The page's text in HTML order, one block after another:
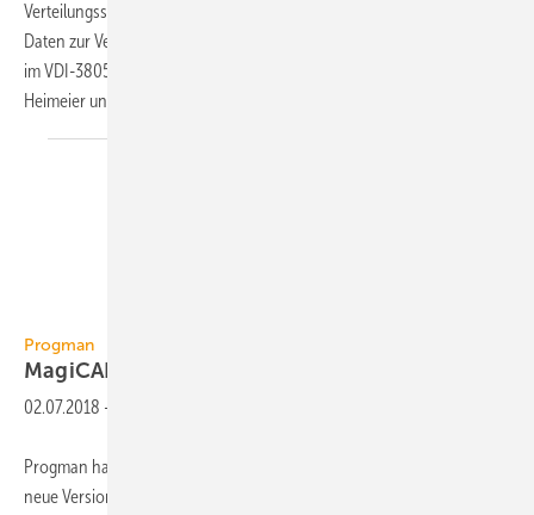
Verteilungssysteme stellt IMI Hydronic Engineering umfassende BIM-
Daten zur Verfügung. Die Datensätze liegen sowohl im Revit- als auch
im VDI-3805-Format für die drei IMI-Marken Pneumatex, TA und
Heimeier und damit für
Progman
MagiCAD mit
02.07.2018 -
Progman hat MagiCAD 2019 für Revit und AutoCAD veröffentlicht. Die
neue Version enthält laut Anbieter zahlreiche neue Funktionen und